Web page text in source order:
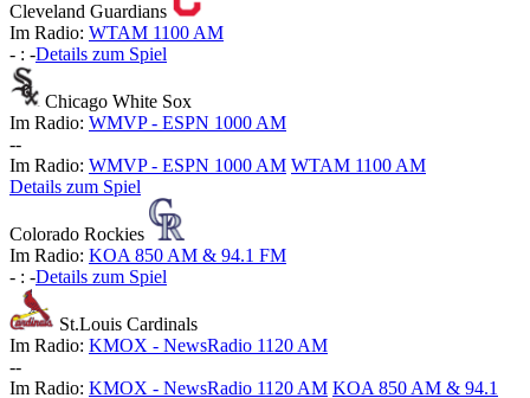
Cleveland Guardians
Im Radio: WTAM 1100 AM
- : -Details zum Spiel
Chicago White Sox
Im Radio: WMVP - ESPN 1000 AM
--
Im Radio: WMVP - ESPN 1000 AM WTAM 1100 AM
Details zum Spiel
Colorado Rockies
Im Radio: KOA 850 AM & 94.1 FM
- : -Details zum Spiel
St.Louis Cardinals
Im Radio: KMOX - NewsRadio 1120 AM
--
Im Radio: KMOX - NewsRadio 1120 AM KOA 850 AM & 94.1